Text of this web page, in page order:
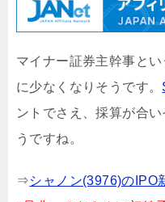
マイナー証券主幹事と
に少なくなりそうです。
ントでさえ、採算が合
うですね。
⇒シャノン(3976)のIPO